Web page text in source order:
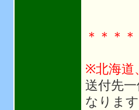
＊＊＊
※北海道
送付先
なりま